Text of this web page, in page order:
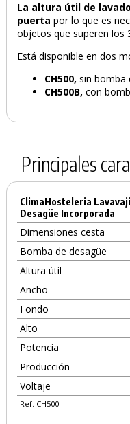
La altura útil de
puerta por lo que es
objetos que superen los
Está disponible en dos
CH500,sin bomba
CH500B,con
Principales
ClimaHosteleria
Desagüe Incorporada
Dimensiones cesta
Bomba de desagüe
Altura útil
Ancho
Fondo
Alto
Potencia
Producción
Voltaje
Ref. CH500